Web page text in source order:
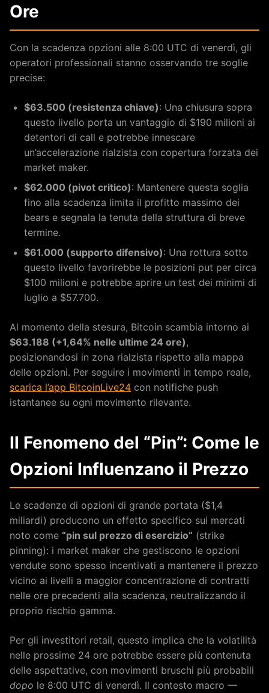
Ore
Con la scadenza opzioni alle 8:00 UTC di venerdì, gli
operatori professionali stanno osservando tre soglie
precise:
$63.500 (resistenza chiave): Una chiusura sopra
questo livello porta un vantaggio di $190 milioni ai
detentori di call e potrebbe innescare
un’accelerazione rialzista con copertura forzata dei
market maker.
$62.000 (pivot critico): Mantenere questa soglia
fino alla scadenza limita il profitto massimo dei
bears e segnala la tenuta della struttura di breve
termine.
$61.000 (supporto difensivo): Una rottura sotto
questo livello favorirebbe le posizioni put per circa
$100 milioni e potrebbe aprire un test dei minimi di
luglio a $57.700.
Al momento della stesura, Bitcoin scambia intorno ai
$63.188 (+1,64% nelle ultime 24 ore),
posizionandosi in zona rialzista rispetto alla mappa
delle opzioni. Per seguire i movimenti in tempo reale,
scarica l’app BitcoinLive24 con notifiche push
istantanee su ogni movimento rilevante.
Il Fenomeno del “Pin”: Come le
Opzioni Influenzano il Prezzo
Le scadenze di opzioni di grande portata ($1,4
miliardi) producono un effetto specifico sui mercati
noto come “pin sul prezzo di esercizio” (strike
pinning): i market maker che gestiscono le opzioni
vendute sono spesso incentivati a mantenere il prezzo
vicino ai livelli a maggior concentrazione di contratti
nelle ore precedenti alla scadenza, neutralizzando il
proprio rischio gamma.
Per gli investitori retail, questo implica che la volatilità
nelle prossime 24 ore potrebbe essere più contenuta
delle aspettative, con movimenti bruschi più probabili
dopo le 8:00 UTC di venerdì. Il contesto macro —